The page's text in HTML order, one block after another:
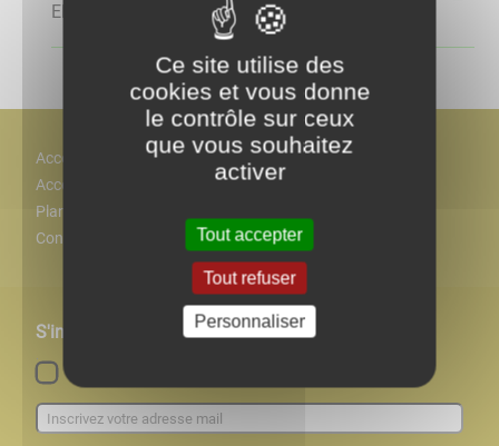
Electricien ...
Accès
Accessiblité
Plan
Contact
S'inscrire à notre newsletter
Ce site utilise des
cookies et vous donne
le contrôle sur ceux
que vous souhaitez
activer
Tout accepter
Tout refuser
Personnaliser